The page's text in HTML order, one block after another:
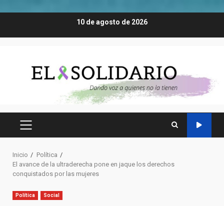
10 de agosto de 2026
MENÚ
Inicio
Política
El avance de la ultraderecha pone en jaque los derechos
conquistados por las mujeres
Política Social